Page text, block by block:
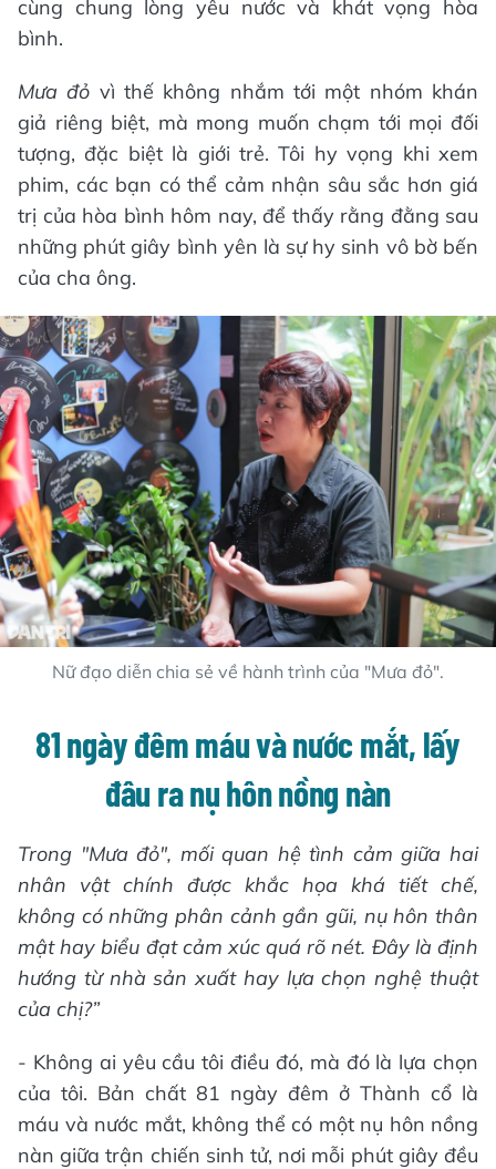
cùng chung lòng yêu nước và khát vọng hòa
bình.
Mưa đỏ vì thế không nhắm tới một nhóm khán
giả riêng biệt, mà mong muốn chạm tới mọi đối
tượng, đặc biệt là giới trẻ. Tôi hy vọng khi xem
phim, các bạn có thể cảm nhận sâu sắc hơn giá
trị của hòa bình hôm nay, để thấy rằng đằng sau
những phút giây bình yên là sự hy sinh vô bờ bến
của cha ông.
Nữ đạo diễn chia sẻ về hành trình của "Mưa đỏ".
81 ngày đêm máu và nước mắt, lấy
đâu ra nụ hôn nồng nàn
Trong "Mưa đỏ", mối quan hệ tình cảm giữa hai
nhân vật chính được khắc họa khá tiết chế,
không có những phân cảnh gần gũi, nụ hôn thân
mật hay biểu đạt cảm xúc quá rõ nét. Đây là định
hướng từ nhà sản xuất hay lựa chọn nghệ thuật
của chị?”
- Không ai yêu cầu tôi điều đó, mà đó là lựa chọn
của tôi. Bản chất 81 ngày đêm ở Thành cổ là
máu và nước mắt, không thể có một nụ hôn nồng
nàn giữa trận chiến sinh tử, nơi mỗi phút giây đều